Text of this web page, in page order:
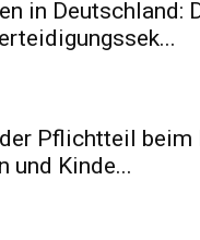
in Deutschland:
Pflichtteil beim
und Kinde...